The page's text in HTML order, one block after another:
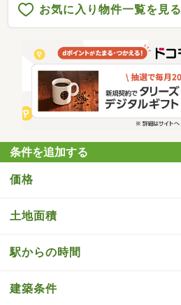
お気に入り物件一覧を見る
条件を追加する
価格
土地面積
駅からの時間
建築条件